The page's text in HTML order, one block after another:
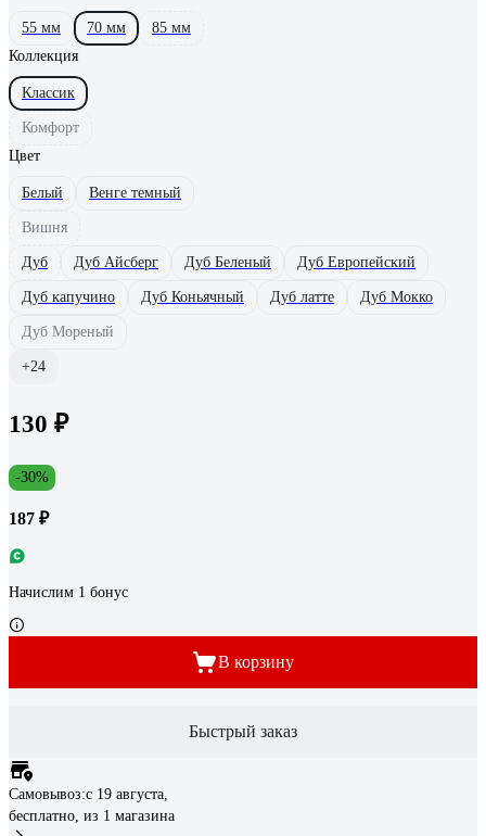
55 мм 70 мм
85 мм
Коллекция
Классик
Комфорт
Цвет
Белый Венге темный
Вишня
Дуб Дуб Айсберг Дуб Беленый Дуб Европейский
Дуб капучино Дуб Коньячный Дуб латте Дуб Мокко
Дуб Мореный
+24
130 ₽
-30%
187 ₽
Начислим 1 бонус
В корзину
Быстрый заказ
Самовывоз:c 19 августа,
бесплатно, из 1 магазина